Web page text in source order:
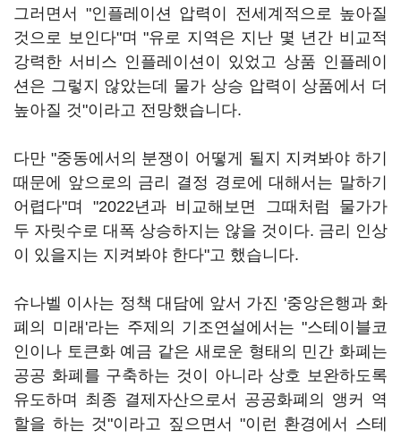
그러면서 "인플레이션 압력이 전세계적으로 높아질
것으로 보인다"며 "유로 지역은 지난 몇 년간 비교적
강력한 서비스 인플레이션이 있었고 상품 인플레이
션은 그렇지 않았는데 물가 상승 압력이 상품에서 더
높아질 것"이라고 전망했습니다.
다만 "중동에서의 분쟁이 어떻게 될지 지켜봐야 하기
때문에 앞으로의 금리 결정 경로에 대해서는 말하기
어렵다"며 "2022년과 비교해보면 그때처럼 물가가
두 자릿수로 대폭 상승하지는 않을 것이다. 금리 인상
이 있을지는 지켜봐야 한다"고 했습니다.
슈나벨 이사는 정책 대담에 앞서 가진 '중앙은행과 화
폐의 미래'라는 주제의 기조연설에서는 "스테이블코
인이나 토큰화 예금 같은 새로운 형태의 민간 화폐는
공공 화폐를 구축하는 것이 아니라 상호 보완하도록
유도하며 최종 결제자산으로서 공공화폐의 앵커 역
할을 하는 것"이라고 짚으면서 "이런 환경에서 스테